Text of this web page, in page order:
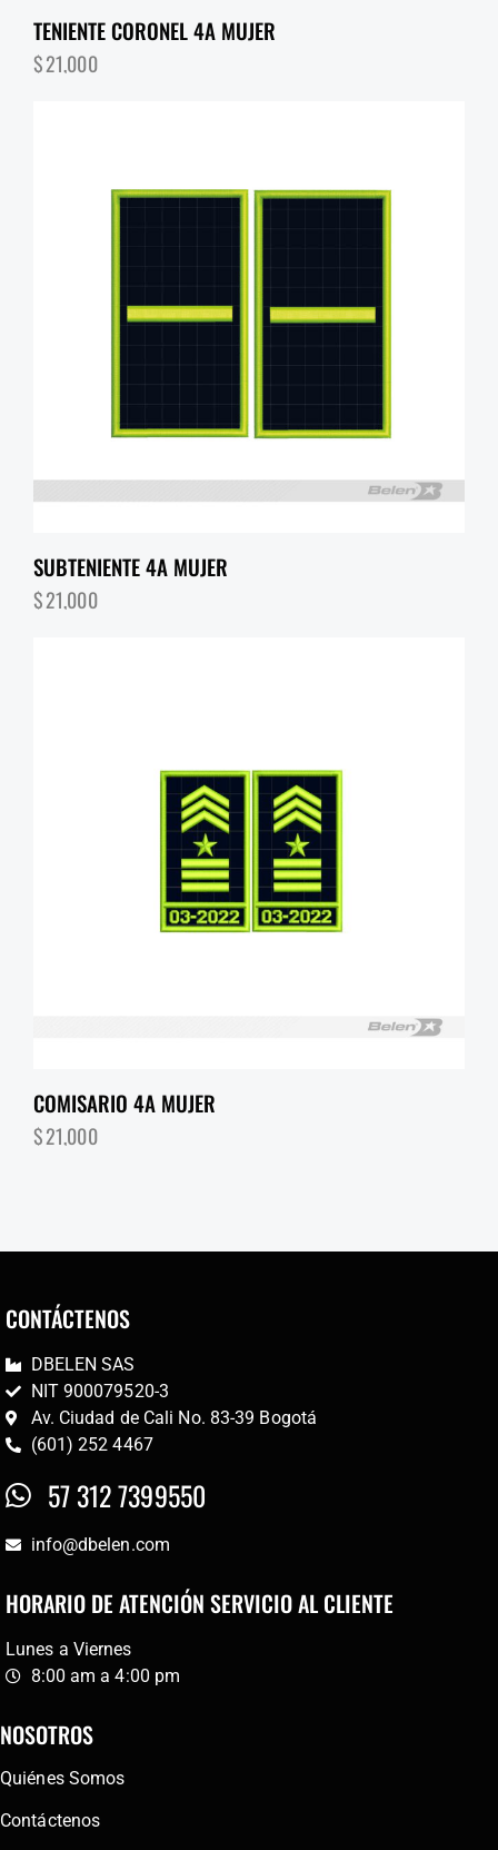
TENIENTE CORONEL 4A MUJER
$21,000
SUBTENIENTE 4A MUJER
$21,000
COMISARIO 4A MUJER
$21,000
CONTÁCTENOS
DBELEN SAS
NIT 900079520-3
Av. Ciudad de Cali No. 83-39 Bogotá
(601) 252 4467
57 312 7399550
info@dbelen.com
HORARIO DE ATENCIÓN SERVICIO AL CLIENTE
Lunes a Viernes
8:00 am a 4:00 pm
NOSOTROS
Quiénes Somos
Contáctenos